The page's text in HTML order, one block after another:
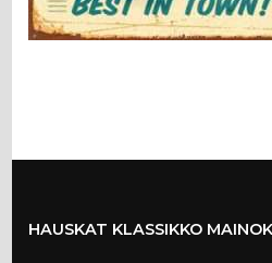
HAUSKAT KLASSIKKO